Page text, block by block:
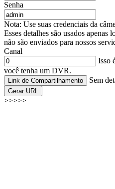
Senha
Nota: Use suas credenciais da
Esses detalhes são usados apenas
não são enviados para nossos
Canal
Isso
você tenha um DVR.
Link de Compartilhamento Sem
Gerar URL
>>>>>